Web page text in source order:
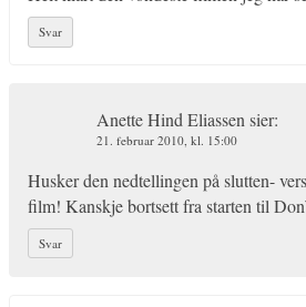
Svar
Anette Hind Eliassen sier:
21. februar 2010, kl. 15:00
Husker den nedtellingen på slutten-
film! Kanskje bortsett fra starten til
Svar